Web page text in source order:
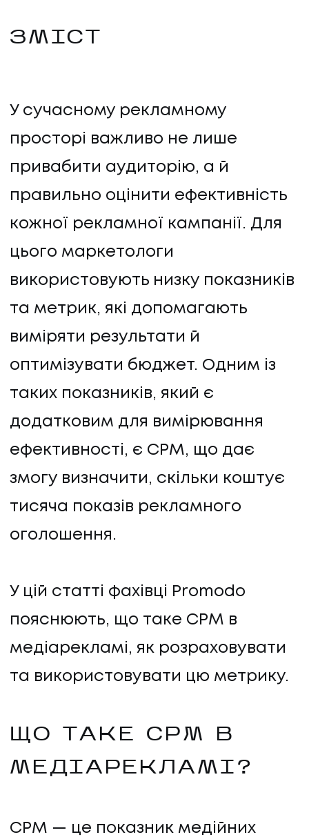
ЗМІСТ
У сучасному рекламному
просторі важливо не лише
привабити аудиторію, а й
правильно оцінити ефективність
кожної рекламної кампанії. Для
цього маркетологи
використовують низку показників
та метрик, які допомагають
виміряти результати й
оптимізувати бюджет. Одним із
таких показників, який є
додатковим для вимірювання
ефективності, є CPM, що дає
змогу визначити, скільки коштує
тисяча показів рекламного
оголошення.
У цій статті фахівці Promodo
пояснюють, що таке CPM в
медіарекламі, як розраховувати
та використовувати цю метрику.
ЩО ТАКЕ CPM В
МЕДІАРЕКЛАМІ?
CPM — це показник медійних